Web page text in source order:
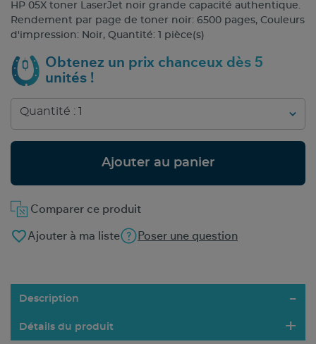
HP 05X toner LaserJet noir grande capacité authentique.
Rendement par page de toner noir: 6500 pages, Couleurs
d'impression: Noir, Quantité: 1 pièce(s)
Obtenez un prix chanceux dès 5
unités !
Ajouter au panier
favorite_borderAjouter à ma liste Poser une question
Comparer ce produit
Description
Détails du produit